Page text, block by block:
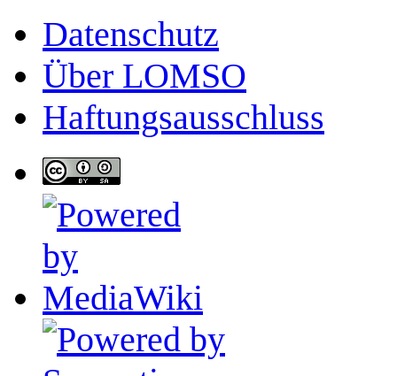
Datenschutz
Über LOMSO
Haftungsausschluss